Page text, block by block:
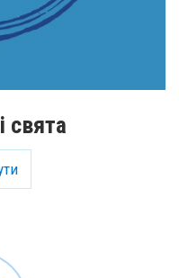
свята